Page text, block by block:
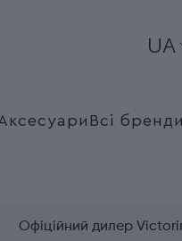
UA
Всі бренди
Офіційний дилер